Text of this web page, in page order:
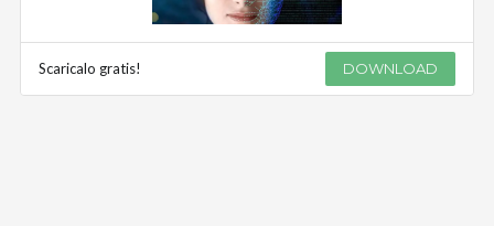
Scaricalo gratis! DOWNLOAD